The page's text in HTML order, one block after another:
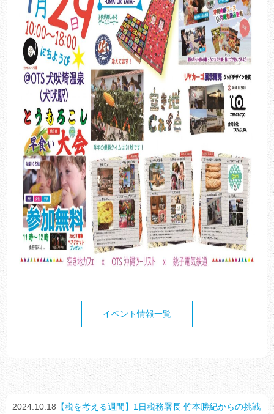
イベント情報一覧
2024.10.18 【税を考える週間】1日税務署長 竹本勝紀からの挑戦